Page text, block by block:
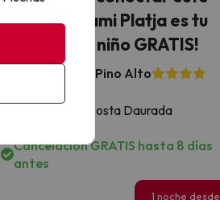
verano? Miami Platja es tu
destino ¡1er niño GRATIS!
Hotel ALEGRIA Pino Alto
Miami Platja, Costa Daurada
Cancelación GRATIS hasta 8 días
antes
1 noche desde